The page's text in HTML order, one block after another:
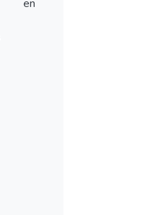
en